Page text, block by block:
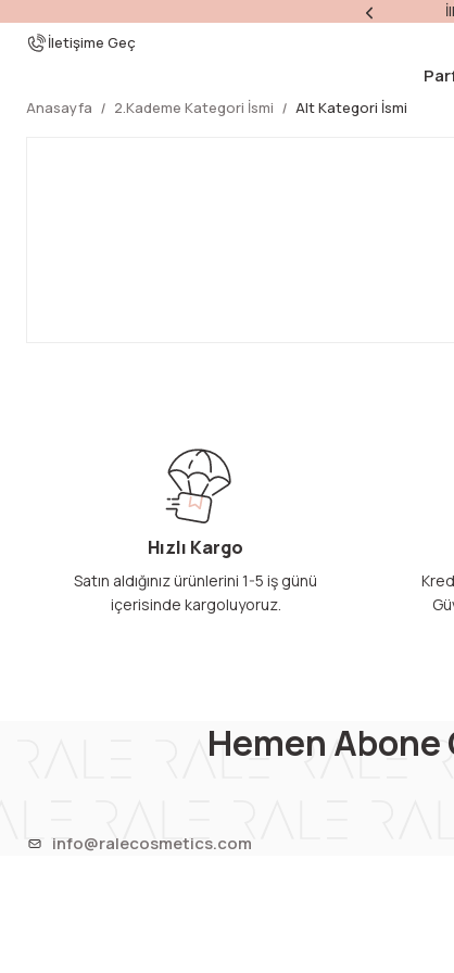
İletişime Geç
Anasayfa 2.Kademe Kategori İsmi Alt Kategori İsmi
Hızlı Kargo
Satın aldığınız ürünlerini 1-5 iş günü
içerisinde kargoluyoruz.
Hemen Abone
info@ralecosmetics.com